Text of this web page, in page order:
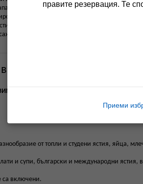
от 55 места и голяма тераса и лоби
гама от алкохолни, безалкохолни и топли
е възстановителен център, оборудван
студио с класически и антицелулитен
хотел ДАФОВСКА включват
2025/2026 включват:
от топли и студени ястия, яйца,
и супи, български и международни ястия,
са включени.
правите резервация. Те
Приеми